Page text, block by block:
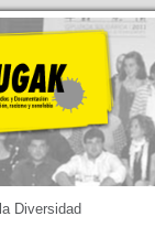
Diversidad